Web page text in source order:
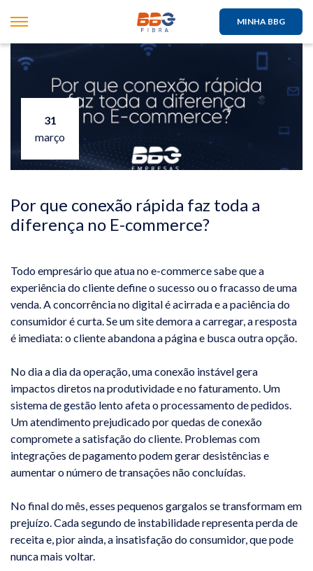
MINHA BBG
31
março
Por que conexão rápida faz toda a
diferença no E-commerce?
Todo empresário que atua no e-commerce sabe que a
experiência do cliente define o sucesso ou o fracasso de uma
venda. A concorrência no digital é acirrada e a paciência do
consumidor é curta. Se um site demora a carregar, a resposta
é imediata: o cliente abandona a página e busca outra opção.
No dia a dia da operação, uma conexão instável gera
impactos diretos na produtividade e no faturamento. Um
sistema de gestão lento afeta o processamento de pedidos.
Um atendimento prejudicado por quedas de conexão
compromete a satisfação do cliente. Problemas com
integrações de pagamento podem gerar desistências e
aumentar o número de transações não concluídas.
No final do mês, esses pequenos gargalos se transformam em
prejuízo. Cada segundo de instabilidade representa perda de
receita e, pior ainda, a insatisfação do consumidor, que pode
nunca mais voltar.